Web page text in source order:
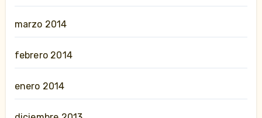
marzo 2014
febrero 2014
enero 2014